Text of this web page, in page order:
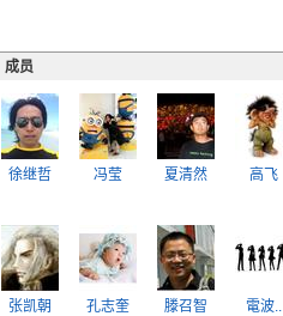
成员
徐继哲 冯莹 夏清然 高飞
张凯朝 孔志奎 滕召智 電波..